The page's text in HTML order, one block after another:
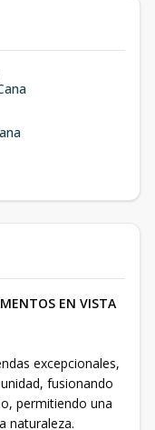
EN VISTA
excepcionales,
fusionando
permitiendo una
naturaleza.